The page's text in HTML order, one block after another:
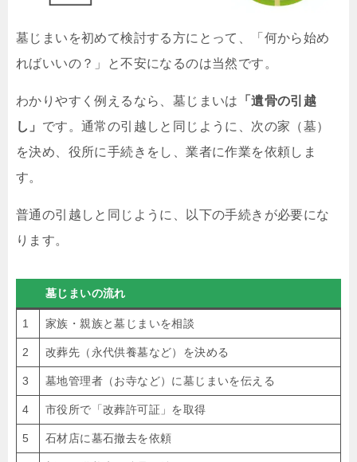
墓じまいを初めて検討する方にとって、「何から始め
ればいいの？」と不安になるのは当然です。
わかりやすく例えるなら、墓じまいは
「遺骨の引越
し」 です。通常の引越しと同じように、次の家（墓）
を決め、役所に手続きをし、業者に作業を依頼しま
す。
普通の引越しと同じように、以下の手続きが必要にな
ります。
墓じまいの流れ
1 家族・親族と墓じまいを相談
2 改葬先（永代供養墓など）を決める
3 墓地管理者（お寺など）に墓じまいを伝える
4 市役所で「改葬許可証」を取得
5 石材店に墓石撤去を依頼